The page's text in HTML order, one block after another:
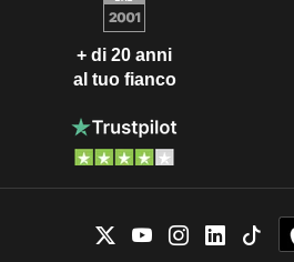
+ di 20 anni
al tuo fianco